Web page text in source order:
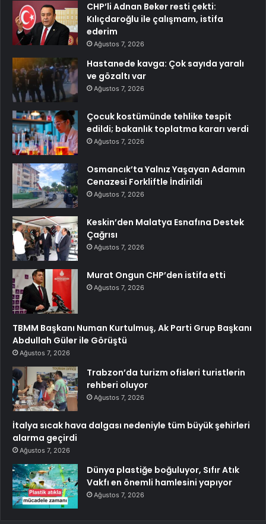
CHP’li Adnan Beker resti çekti:
Kılıçdaroğlu ile çalışmam, istifa
ederim
Ağustos 7, 2026
Hastanede kavga: Çok sayıda yaralı
ve gözaltı var
Ağustos 7, 2026
Çocuk kostümünde tehlike tespit
edildi; bakanlık toplatma kararı verdi
Ağustos 7, 2026
Osmancık’ta Yalnız Yaşayan Adamın
Cenazesi Forkliftle İndirildi
Ağustos 7, 2026
Keskin’den Malatya Esnafına Destek
Çağrısı
Ağustos 7, 2026
Murat Ongun CHP’den istifa etti
Ağustos 7, 2026
TBMM Başkanı Numan Kurtulmuş, Ak Parti Grup Başkanı
Abdullah Güler ile Görüştü
Ağustos 7, 2026
Trabzon’da turizm ofisleri turistlerin
rehberi oluyor
Ağustos 7, 2026
İtalya sıcak hava dalgası nedeniyle tüm büyük şehirleri
alarma geçirdi
Ağustos 7, 2026
Dünya plastiğe boğuluyor, Sıfır Atık
Vakfı en önemli hamlesini yapıyor
Ağustos 7, 2026